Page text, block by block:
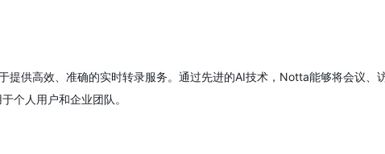
于提供高效、准确的实时转录服务。通过先进的AI技术，Notta能够将会议
于个人用户和企业团队。